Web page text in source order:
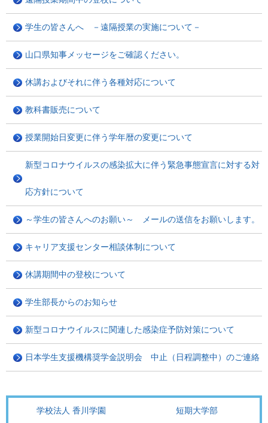
学生の皆さんへ －遠隔授業の実施について－
山口県知事メッセージをご確認ください。
休講およびそれに伴う各種対応について
教科書販売について
授業開始日変更に伴う学年暦の変更について
新型コロナウイルスの感染拡大に伴う緊急事態宣言に対する対
応方針について
～学生の皆さんへのお願い～ メールの送信をお願いします。
キャリア支援センター相談体制について
休講期間中の登校について
学生部長からのお知らせ
新型コロナウイルスに関連した感染症予防対策について
日本学生支援機構奨学金説明会 中止（日程調整中）のご連絡
学校法人 香川学園
短期大学部